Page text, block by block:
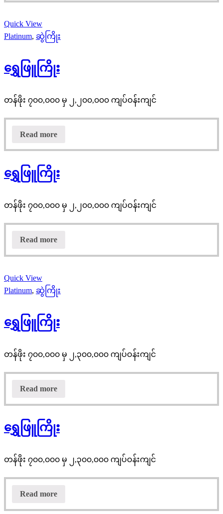
Quick View
Platinum, ဆွဲကြိုး
ရွှေဖြူကြိုး
တန်ဖိုး ၇၀၀,၀၀၀ မှ ၂,၂၀၀,၀၀၀ ကျပ်ဝန်းကျင်
Read more
ရွှေဖြူကြိုး
တန်ဖိုး ၇၀၀,၀၀၀ မှ ၂,၂၀၀,၀၀၀ ကျပ်ဝန်းကျင်
Read more
Quick View
Platinum, ဆွဲကြိုး
ရွှေဖြူကြိုး
တန်ဖိုး ၇၀၀,၀၀၀ မှ ၂,၃၀၀,၀၀၀ ကျပ်ဝန်းကျင်
Read more
ရွှေဖြူကြိုး
တန်ဖိုး ၇၀၀,၀၀၀ မှ ၂,၃၀၀,၀၀၀ ကျပ်ဝန်းကျင်
Read more